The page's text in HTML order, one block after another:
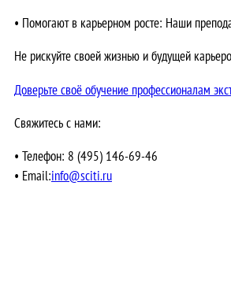
• Помогают в карьерном росте: Наши
Не рискуйте своей жизнью и будущей
Доверьте своё обучение профессионалам
Свяжитесь с нами:
• Телефон: 8 (495) 146-69-46
• Email:info@sciti.ru